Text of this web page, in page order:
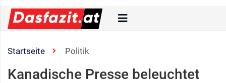
Startseite Politik
Kanadische Presse beleuchtet